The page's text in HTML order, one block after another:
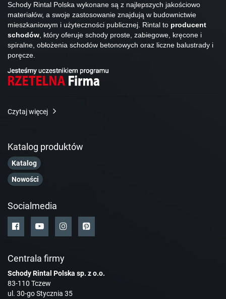
Schody Rintal Polska wykonane są z najlepszych jakościowo
materiałów, a swoje zastosowanie znajdują w budownictwie
mieszkaniowym i użyteczności publicznej. Rintal to producent
schodów, który oferuje schody proste, zabiegowe, kręcone i
spiralne, obłożenia schodów betonowych oraz liczne balustrady i
poręcze.
Czytaj więcej
Katalog produktów
Katalog
Nowości
Socialmedia
Centrala firmy
Schody Rintal Polska sp. z o.o.
83-110 Tczew
ul. 30-go Stycznia 35